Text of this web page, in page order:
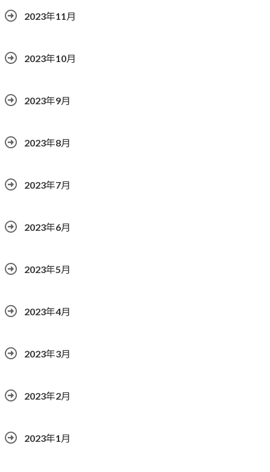
2023年11月
2023年10月
2023年9月
2023年8月
2023年7月
2023年6月
2023年5月
2023年4月
2023年3月
2023年2月
2023年1月